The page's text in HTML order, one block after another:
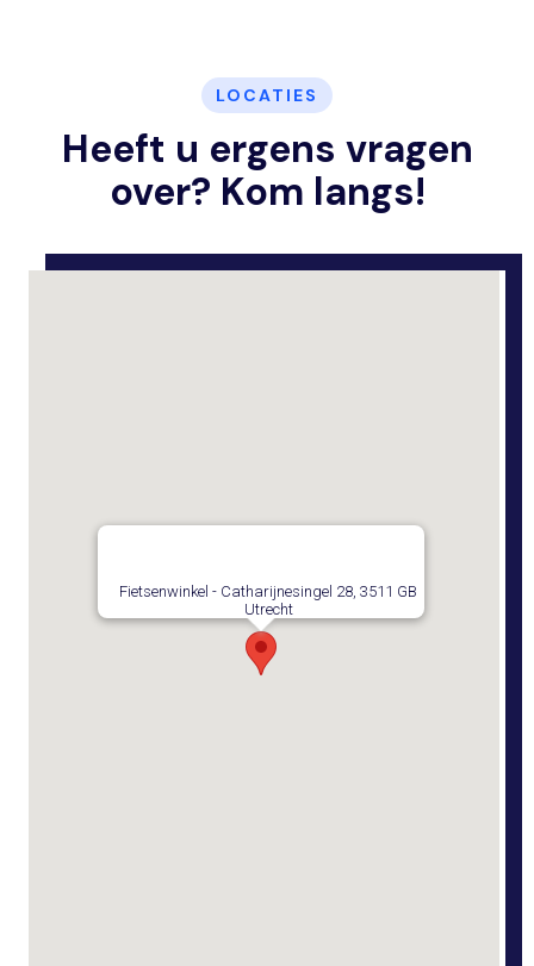
LOCATIES
Heeft u ergens vragen
over? Kom langs!
Fietsenwinkel - Catharijnesingel 28, 3511 GB
Utrecht